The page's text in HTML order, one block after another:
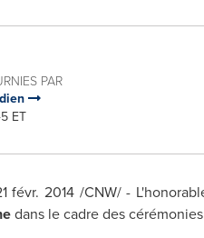
PAR
ET
févr. 2014 /CNW/ -
dans le cadre des